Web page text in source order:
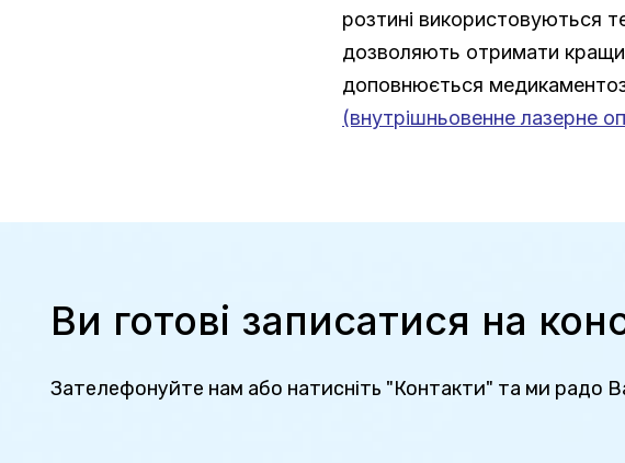
розтині використовуються
дозволяють отримати
доповнюється
(внутрішньовенне лазерне
Ви готові записатися на
Зателефонуйте нам або натисніть "Контакти" та ми радо